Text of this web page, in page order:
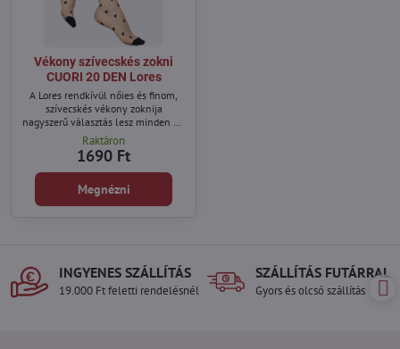
Vékony szívecskés zokni
CUORI 20 DEN Lores
A Lores rendkívül nőies és finom,
szívecskés vékony zoknija
nagyszerű választás lesz minden nő
számára, aki szeretné felfrissíteni
ruhatárát.
Raktáron
1690 Ft
Megnézni
INGYENES SZÁLLÍTÁS
19.000 Ft feletti rendelésnél
SZÁLLÍTÁS FUTÁRRAL
Gyors és olcsó szállítás